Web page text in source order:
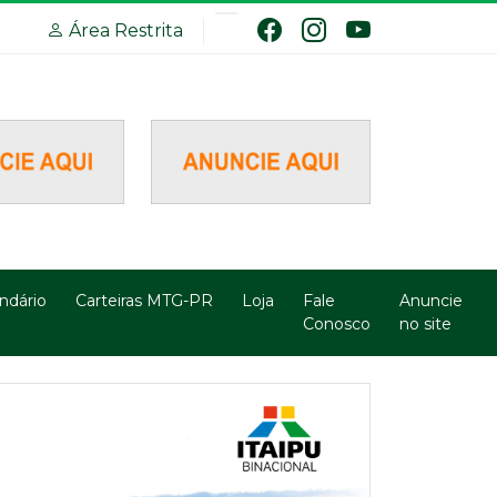
Área Restrita
Carteiras MTG-PR Loja
Fale
Conosco
Anuncie
no site